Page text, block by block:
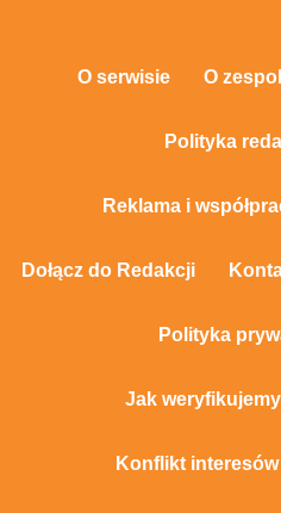
O serwisie O
Polityka
Reklama i
Dołącz do Redakcji
Polityka
Jak
Konflikt